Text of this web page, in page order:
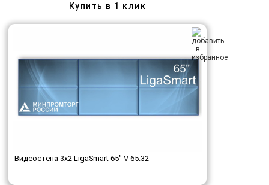
Купить в 1 клик
Видеостена 3x2 LigaSmart 65" V 65.32